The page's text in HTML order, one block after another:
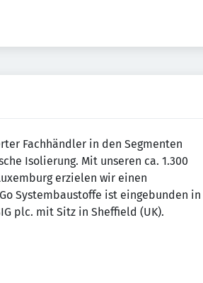
Fachhändler in den Segmenten
Isolierung. Mit unseren ca. 1.300
erzielen wir einen
Systembaustoffe ist eingebunden in
plc. mit Sitz in Sheffield (UK).